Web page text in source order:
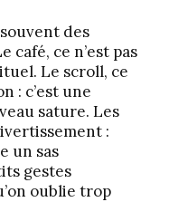
des
café, ce n’est pas
Le scroll, ce
: c’est une
sature. Les
:
un sas
gestes
oublie trop